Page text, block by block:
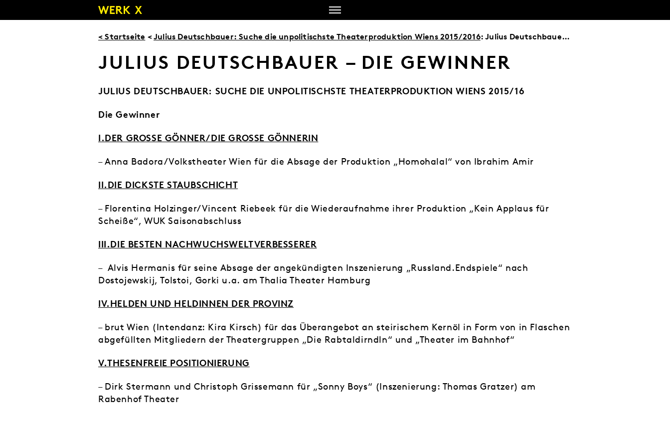
Inhalt
< Startseite <Julius Deutschbauer: Suche die unpolitischste Theaterproduktion Wiens 2015/2016: Julius Deutschbauer – Die Gewinner
JULIUS DEUTSCHBAUER – DIE GEWINNER
JULIUS DEUTSCHBAUER: SUCHE DIE UNPOLITISCHSTE THEATERPRODUKTION WIENS 2015/16
Die Gewinner
I.DER GROSSE GÖNNER/DIE GROSSE GÖNNERIN
– Anna Badora/Volkstheater Wien für die Absage der Produktion „Homohalal“ von Ibrahim Amir
II.DIE DICKSTE STAUBSCHICHT
– Florentina Holzinger/Vincent Riebeek für die Wiederaufnahme ihrer Produktion „Kein Applaus für
Scheiße“, WUK Saisonabschluss
III.DIE BESTEN NACHWUCHSWELTVERBESSERER
– Alvis Hermanis für seine Absage der angekündigten Inszenierung „Russland.Endspiele“ nach
Dostojewskij, Tolstoi, Gorki u.a. am Thalia Theater Hamburg
IV.HELDEN UND HELDINNEN DER PROVINZ
– brut Wien (Intendanz: Kira Kirsch) für das Überangebot an steirischem Kernöl in Form von in Flaschen
abgefüllten Mitgliedern der Theatergruppen „Die Rabtaldirndln“ und „Theater im Bahnhof“
V.THESENFREIE POSITIONIERUNG
– Dirk Stermann und Christoph Grissemann für „Sonny Boys“ (Inszenierung: Thomas Gratzer) am
Rabenhof Theater